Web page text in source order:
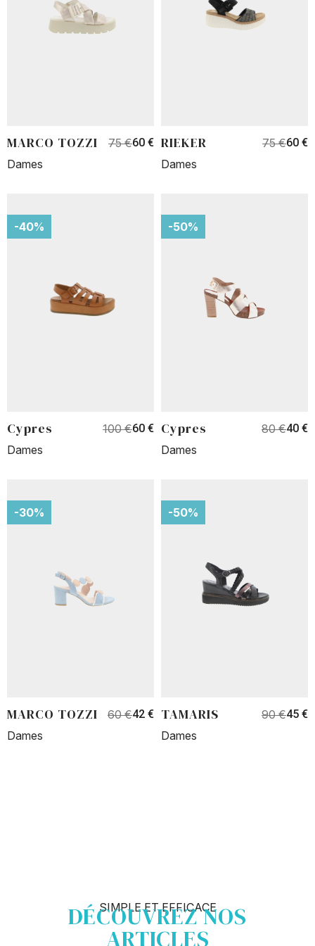
MARCO TOZZI 75 €60 €
Dames
RIEKER 75 €60 €
Dames
-40%
Cypres 100 €60 €
Dames
-50%
Cypres 80 €40 €
Dames
-30%
MARCO TOZZI 60 €42 €
Dames
-50%
TAMARIS 90 €45 €
Dames
SIMPLE ET EFFICACE
DÉCOUVREZ NOS
ARTICLES